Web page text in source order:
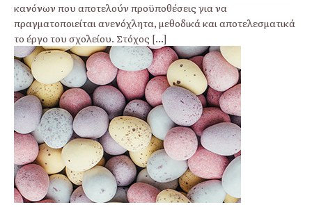
κανόνων που αποτελούν προϋποθέσεις για να
πραγματοποιείται ανενόχλητα, μεθοδικά και αποτελεσματικά
το έργο του σχολείου. Στόχος [...]